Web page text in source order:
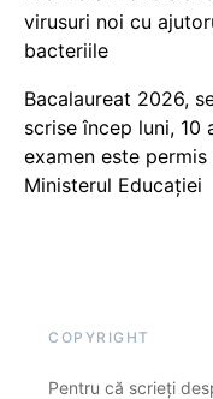
virusuri noi cu
bacteriile
Bacalaureat 2026,
scrise încep luni, 10
examen este
Ministerul Educației
COPYRIGHT
Pentru că scrieți